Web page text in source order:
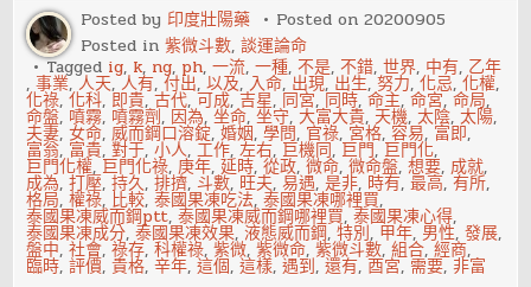
Posted by 印度壯陽藥 Posted on20200905
Posted in紫微斗數,談運論命
Tagged ig, k, ng, ph,一流,一種,不是,不錯,世界, 中有, 乙年
,事業,人天,人有,付出,以及, 入命, 出現, 出生,努力,化忌,化權,
化祿,化科, 即貴,古代,可成,吉星, 同宮, 同時,命主,命宮,命局,
命盤, 噴霧, 噴霧劑, 因為,坐命,坐守,大富大貴, 天機,太陰,太陽,
夫妻,女命,威而鋼口溶錠,婚姻,學問, 官祿, 宮格,容易, 富即,
富翁, 富貴,對于,小人,工作,左右, 巨機同, 巨門, 巨門化,
巨門化權, 巨門化祿,庚年,延時,從政,微命,微命盤,想要, 成就,
成為,打壓,持久,排擠,斗數, 旺夫,易遇,是非, 時有,最高,有所,
格局,權祿, 比較,泰國果凍吃法,泰國果凍哪裡買,
泰國果凍威而鋼ptt,泰國果凍威而鋼哪裡買,泰國果凍心得,
泰國果凍成分,泰國果凍效果,液態威而鋼,特別, 甲年, 男性,發展,
盤中,社會,祿存,科權祿,紫微,紫微命,紫微斗數,組合,經商,
臨時,評價,貴格,辛年,這個,這樣,遇到,還有,酉宮, 需要,非富